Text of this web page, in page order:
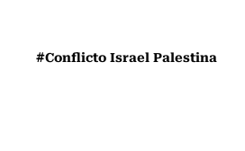
#Conflicto Israel Palestina